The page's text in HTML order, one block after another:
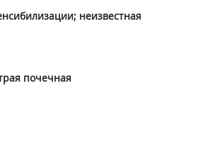
неизвестная
почечная